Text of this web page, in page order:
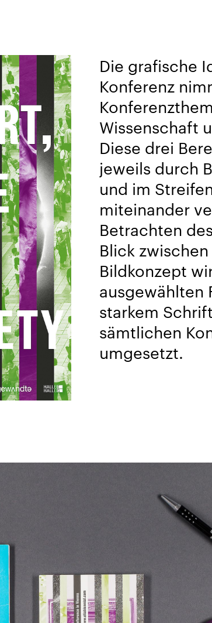
Die grafische
Konferenz
Wissenschaft
Diese drei
jeweils durch
und im
miteinander
Betrachten
Blick
Bildkonzept
ausgewählten
starkem
sämtlichen
umgesetzt.